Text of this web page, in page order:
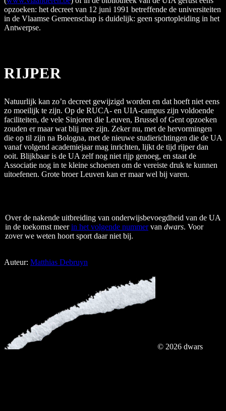
opzoeken: het decreet van 12 juni 1991 betreffende de universiteiten
in de Vlaamse Gemeenschap is duidelijk: geen sportopleiding in het
Antwerpse.
RIJPER
Natuurlijk kan zo’n decreet gewijzigd worden en dat hoeft niet eens
zo moeilijk te zijn. Op de RUCA- en UIA-campus zijn voldoende
faciliteiten, de vele Sinjoren die Leuven, Brussel of Gent opzoeken
zouden er maar wat blij mee zijn. Zeker nu, met de hervormingen
die op til zijn na Bologna, met de nieuwe studierichtingen die de UA
vanaf volgend academiejaar mag inrichten, lijkt de tijd rijper dan
ooit. Blijkbaar is de UA zelf nog niet rijp genoeg, en staat de
Associatie nog in te kleine schoenen om de vereiste druk te kunnen
uitoefenen. Grote broer Leuven kan er maar wel bij varen.
Over de nakende uitbreiding van onderwijsbevoegdheid van de UA
in de toekomst meerin het volgende nummervan dwars. Voor
zover we weten hoort sport daar niet bij.
Auteur: Matthias Debruyn
© 2026 dwars